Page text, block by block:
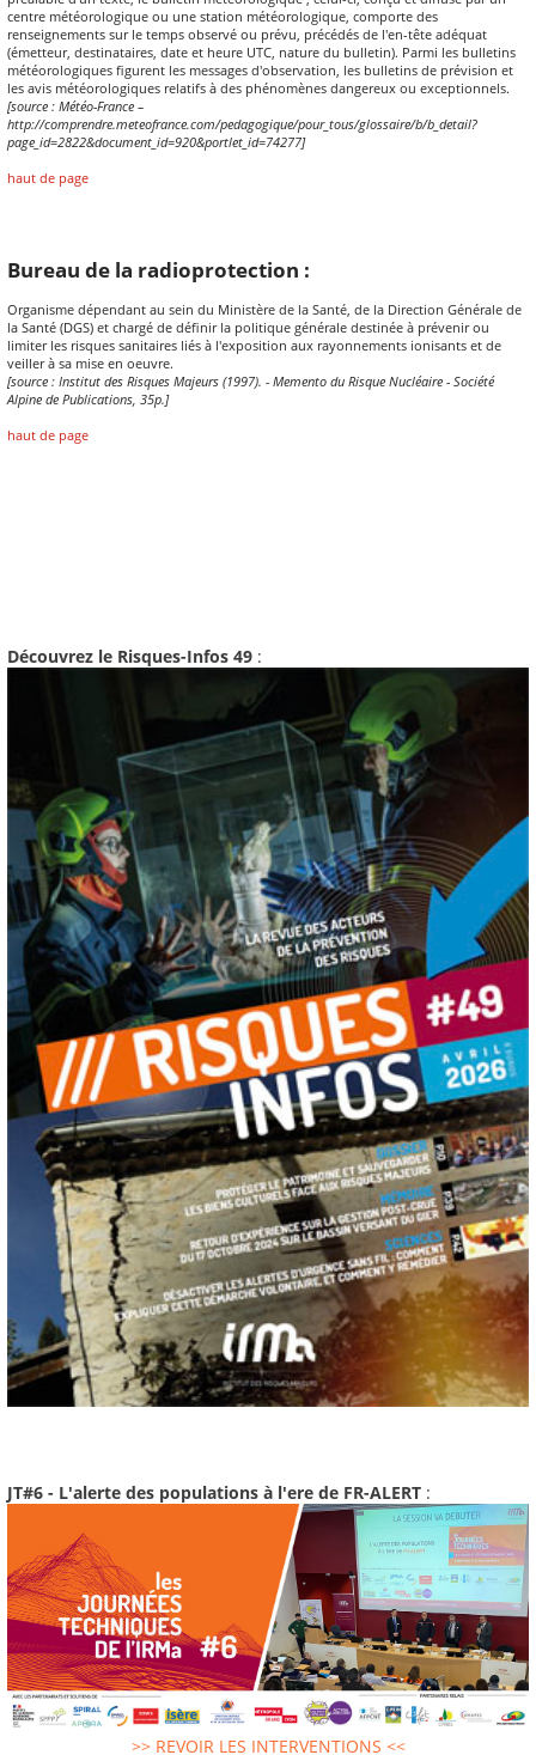
centre météorologique ou une station météorologique, comporte des
renseignements sur le temps observé ou prévu, précédés de l'en-tête adéquat
(émetteur, destinataires, date et heure UTC, nature du bulletin). Parmi les bulletins
météorologiques figurent les messages d'observation, les bulletins de prévision et
les avis météorologiques relatifs à des phénomènes dangereux ou exceptionnels.
[source : Météo-France –
http://comprendre.meteofrance.com/pedagogique/pour_tous/glossaire/b/b_detail?
page_id=2822&document_id=920&portlet_id=74277]
haut de page
Bureau de la radioprotection :
Organisme dépendant au sein du Ministère de la Santé, de la Direction Générale de
la Santé (DGS) et chargé de définir la politique générale destinée à prévenir ou
limiter les risques sanitaires liés à l'exposition aux rayonnements ionisants et de
veiller à sa mise en oeuvre.
[source : Institut des Risques Majeurs (1997). - Memento du Risque Nucléaire - Société
Alpine de Publications, 35p.]
haut de page
Découvrez le Risques-Infos 49 :
JT#6 - L'alerte des populations à l'ere de FR-ALERT :
>> REVOIR LES INTERVENTIONS <<